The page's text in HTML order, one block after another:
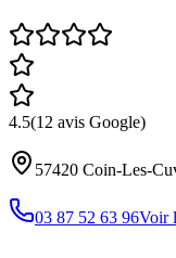
4.5(12 avis Google)
57420 Coin-Les-
03 87 52 63 96Voir